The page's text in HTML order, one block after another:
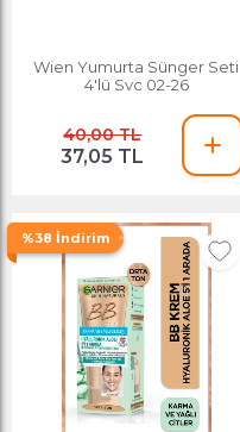
Wien Yumurta Sünger Seti
4'lü Svc 02-26
40,00 TL
37,05 TL
%38 İndirim